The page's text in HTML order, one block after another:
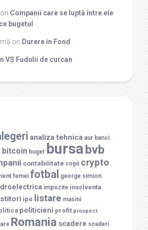
on Companii care se luptă între ele
bugetul
on Durere in Fond
VS Fudulii de curcan
analiza tehnica aur banci
bitcoin buget bursabvb
contabilitate copii crypto
femei fotbal george simion
impozite insolventa
ipo listare masini
politicieni profit prospect
Romania scadere scaderi